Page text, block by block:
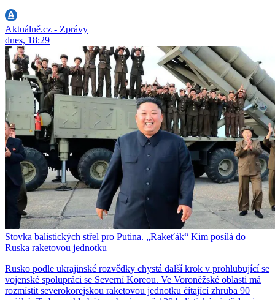
Aktuálně.cz - Zprávy
dnes, 18:29
Stovka balistických střel pro Putina. „Rakeťák“ Kim posílá do
Ruska raketovou jednotku
Rusko podle ukrajinské rozvědky chystá další krok v prohlubující se
vojenské spolupráci se Severní Koreou. Ve Voroněžské oblasti má
rozmístit severokorejskou raketovou jednotku čítající zhruba 90